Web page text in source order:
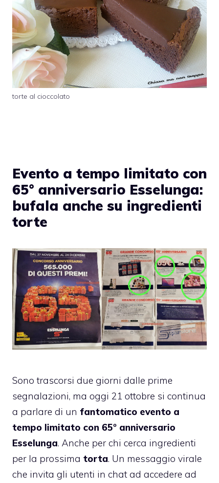
torte al cioccolato
Evento a tempo limitato con
65° anniversario Esselunga:
bufala anche su ingredienti
torte
Sono trascorsi due giorni dalle prime
segnalazioni, ma oggi 21 ottobre si continua
a parlare di un fantomatico evento a
tempo limitato con 65° anniversario
Esselunga. Anche per chi cerca ingredienti
per la prossima torta. Un messaggio virale
che invita gli utenti in chat ad accedere ad